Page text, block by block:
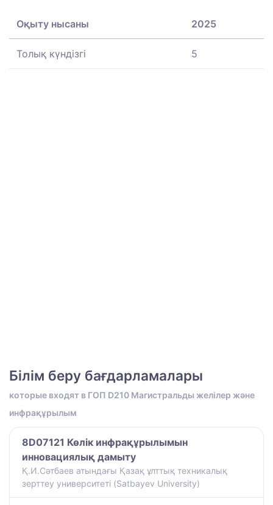
Оқыту нысаны 2025
Толық күндізгі 5
Білім беру бағдарламалары
которые входят в ГОП D210 Магистральды желілер және
инфрақұрылым
8D07121 Көлік инфрақұрылымын
инновациялық дамыту
Қ.И.Сәтбаев атындағы Қазақ ұлттық техникалық
зерттеу университеті (Satbayev University)